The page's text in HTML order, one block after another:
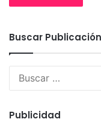
Buscar Publicación
Publicidad